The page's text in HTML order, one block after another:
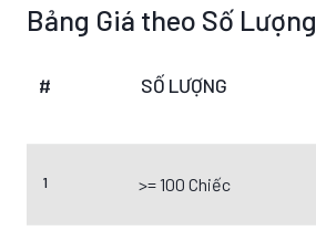
Bảng Giá theo Số Lượng
# SỐ LƯỢNG
1 >= 100 Chiếc